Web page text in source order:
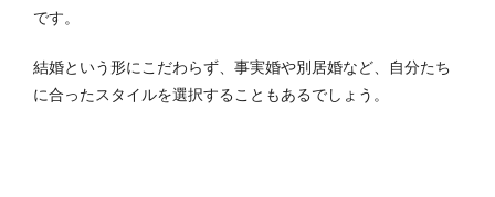
です。
結婚という形にこだわらず、事実婚や別居婚など、自分たち
に合ったスタイルを選択することもあるでしょう。